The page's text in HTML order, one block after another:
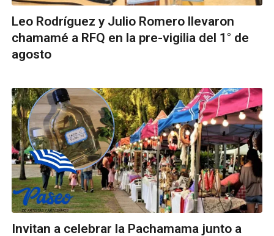
Leo Rodríguez y Julio Romero llevaron
chamamé a RFQ en la pre-vigilia del 1° de
agosto
Invitan a celebrar la Pachamama junto a